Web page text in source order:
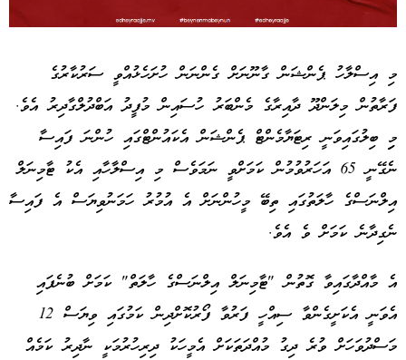
މި އިސްލާހު ޕެންޝަން ގާނޫނަށް ގެންނަން ހުށަހެޅުއްވީ ސަރުކާރުގެ
ފަރާތުން މިލަންދޫ ދާއިރާގެ މެންބަރު ހުސައިން މުފީދު އަބްދުލްގާދިރު އެވެ.
މިި ބިލުގައިވަނީ ރިޓަޔާމެންޓް ޕެންޝަން އެކައުންޓްގައި ހުންނަ ފައިސާ
ނެގޭނީ 65 އަހަރުވުމުން ކަމަށްވީ ނަމަވެސް މި އިސްލާހާއި އެކު ޓާމިނަލް
އިލްނަސްގެ ހާލަތުގައި ތިބޭ މީހުންނަށް އެ އުމުރު ހަމަނުވިޔަސް އެ ފައިސާ
ނެގިދާނެ ކަމަށް ވެ އެވެ.
އެ މާއްދާގައިވާ ގޮތުން "ޓާމިނަލް އިލްނަސްގެ ހާލަތް" ކަމަށް ބުނެފައި
އެވަނީ އެކަށީގެންވާ ސިއްހީ ފަރުވާ ފޯރުކޮށްދިން ކަމުގައި ވިޔަސް 12
މަސްދުވަހަށް ވުރެ ދިގު މުއްދަތަކަށް އެމީހަކު ދިރިހުރުމަކީ ނާދިރު ކަމެއް